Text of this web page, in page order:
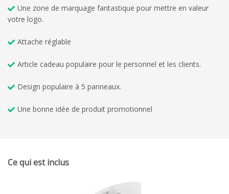
Une zone de marquage fantastique pour mettre en valeur
votre logo.
Attache réglable
Article cadeau populaire pour le personnel et les clients.
Design populaire à 5 panneaux.
Une bonne idée de produit promotionnel
Ce qui est inclus